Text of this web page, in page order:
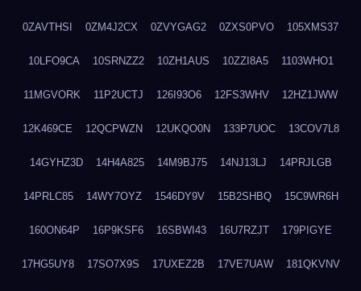
0ZAVTHSI 0ZM4J2CX 0ZVYGAG2 0ZXS0PVO 105XMS37
10LFO9CA 10SRNZZ2 10ZH1AUS 10ZZI8A5 1103WHO1
11MGVORK 11P2UCTJ 126I93O6 12FS3WHV 12HZ1JWW
12K469CE 12QCPWZN 12UKQO0N 133P7UOC 13COV7L8
14GYHZ3D 14H4A825 14M9BJ75 14NJ13LJ 14PRJLGB
14PRLC85 14WY7OYZ 1546DY9V 15B2SHBQ 15C9WR6H
160ON64P 16P9KSF6 16SBWI43 16U7RZJT 179PIGYE
17HG5UY8 17SO7X9S 17UXEZ2B 17VE7UAW 181QKVNV